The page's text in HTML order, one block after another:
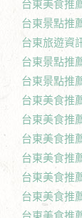
台東美食推
台東景點推
台東旅遊資
台東景點推
台東景點推
台東美食推
台東美食推
台東美食推
台東美食推
台東美食推
台東美食推
台東美食推